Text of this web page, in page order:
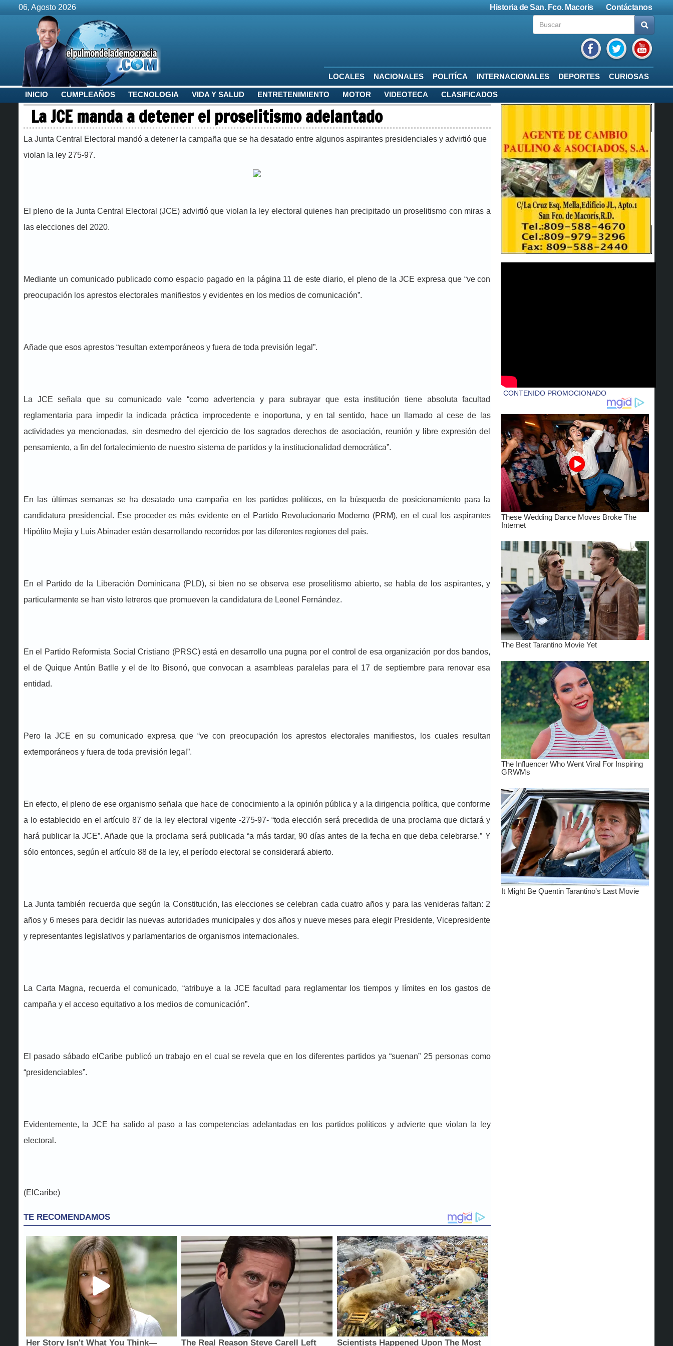
Contáctanos
Historia de San. Fco. Macoris
06, Agosto 2026
LOCALES NACIONALES POLITÍCA INTERNACIONALES DEPORTES CURIOSAS
INICIO CUMPLEAÑOS TECNOLOGIA VIDA Y SALUD ENTRETENIMIENTO MOTOR VIDEOTECA CLASIFICADOS
La JCE manda a detener el proselitismo adelantado
La Junta Central Electoral mandó a detener la campaña que se ha desatado entre algunos aspirantes presidenciales y advirtió que
violan la ley 275-97.
El pleno de la Junta Central Electoral (JCE) advirtió que violan la ley electoral quienes han precipitado un proselitismo con miras a
las elecciones del 2020.
Mediante un comunicado publicado como espacio pagado en la página 11 de este diario, el pleno de la JCE expresa que “ve con
preocupación los aprestos electorales manifiestos y evidentes en los medios de comunicación”.
Añade que esos aprestos “resultan extemporáneos y fuera de toda previsión legal”.
La JCE señala que su comunicado vale “como advertencia y para subrayar que esta institución tiene absoluta facultad
reglamentaria para impedir la indicada práctica improcedente e inoportuna, y en tal sentido, hace un llamado al cese de las
actividades ya mencionadas, sin desmedro del ejercicio de los sagrados derechos de asociación, reunión y libre expresión del
pensamiento, a fin del fortalecimiento de nuestro sistema de partidos y la institucionalidad democrática”.
En las últimas semanas se ha desatado una campaña en los partidos políticos, en la búsqueda de posicionamiento para la
candidatura presidencial. Ese proceder es más evidente en el Partido Revolucionario Moderno (PRM), en el cual los aspirantes
Hipólito Mejía y Luis Abinader están desarrollando recorridos por las diferentes regiones del país.
En el Partido de la Liberación Dominicana (PLD), si bien no se observa ese proselitismo abierto, se habla de los aspirantes, y
particularmente se han visto letreros que promueven la candidatura de Leonel Fernández.
En el Partido Reformista Social Cristiano (PRSC) está en desarrollo una pugna por el control de esa organización por dos bandos,
el de Quique Antún Batlle y el de Ito Bisonó, que convocan a asambleas paralelas para el 17 de septiembre para renovar esa
entidad.
Pero la JCE en su comunicado expresa que “ve con preocupación los aprestos electorales manifiestos, los cuales resultan
extemporáneos y fuera de toda previsión legal”.
En efecto, el pleno de ese organismo señala que hace de conocimiento a la opinión pública y a la dirigencia política, que conforme
a lo establecido en el artículo 87 de la ley electoral vigente -275-97- “toda elección será precedida de una proclama que dictará y
hará publicar la JCE”. Añade que la proclama será publicada “a más tardar, 90 días antes de la fecha en que deba celebrarse.” Y
sólo entonces, según el artículo 88 de la ley, el período electoral se considerará abierto.
La Junta también recuerda que según la Constitución, las elecciones se celebran cada cuatro años y para las venideras faltan: 2
años y 6 meses para decidir las nuevas autoridades municipales y dos años y nueve meses para elegir Presidente, Vicepresidente
y representantes legislativos y parlamentarios de organismos internacionales.
La Carta Magna, recuerda el comunicado, “atribuye a la JCE facultad para reglamentar los tiempos y límites en los gastos de
campaña y el acceso equitativo a los medios de comunicación”.
El pasado sábado elCaribe publicó un trabajo en el cual se revela que en los diferentes partidos ya “suenan” 25 personas como
“presidenciables”.
Evidentemente, la JCE ha salido al paso a las competencias adelantadas en los partidos políticos y advierte que violan la ley
electoral.
(ElCaribe)